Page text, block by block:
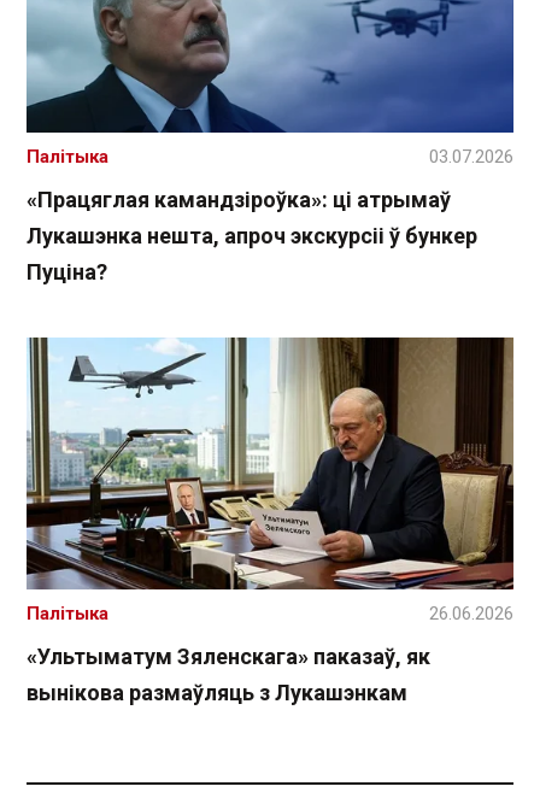
«Працяглая камандзіроўка»: ці атрымаў
Лукашэнка нешта, апроч экскурсіі ў бункер
Пуціна?
Палітыка 03.07.2026
«Ультыматум Зяленскага» паказаў, як
вынікова размаўляць з Лукашэнкам
Палітыка 26.06.2026